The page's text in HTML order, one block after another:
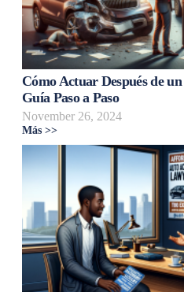
Cómo Actuar Después de
Guía Paso a Paso
November 26, 2024
Más >>